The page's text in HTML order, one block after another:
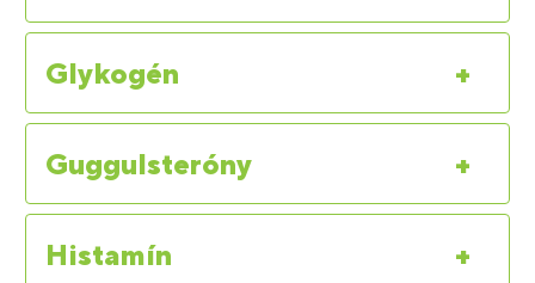
+
Glykogén
+
Guggulsteróny
+
Histamín